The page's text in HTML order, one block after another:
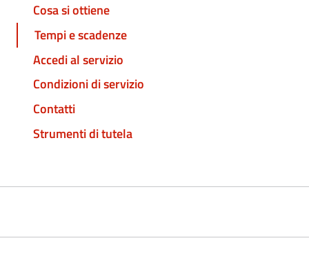
Cosa si ottiene
Tempi e scadenze
Accedi al servizio
Condizioni di servizio
Contatti
Strumenti di tutela